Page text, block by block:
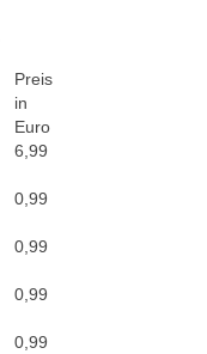
Preis
in
Euro
6,99
0,99
0,99
0,99
0,99